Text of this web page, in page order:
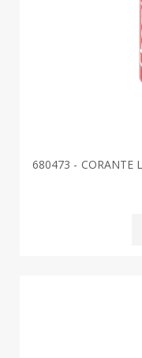
680473 - CORANTE